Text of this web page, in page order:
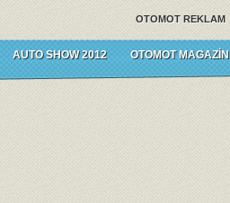
OTOMOT REKLAM
AUTO SHOW 2012 OTOMOT MAGAZIN